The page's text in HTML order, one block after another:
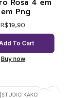
Rosa 4 em
em Png
R$19,90
To Cart
Buy now
STUDIO KAKO